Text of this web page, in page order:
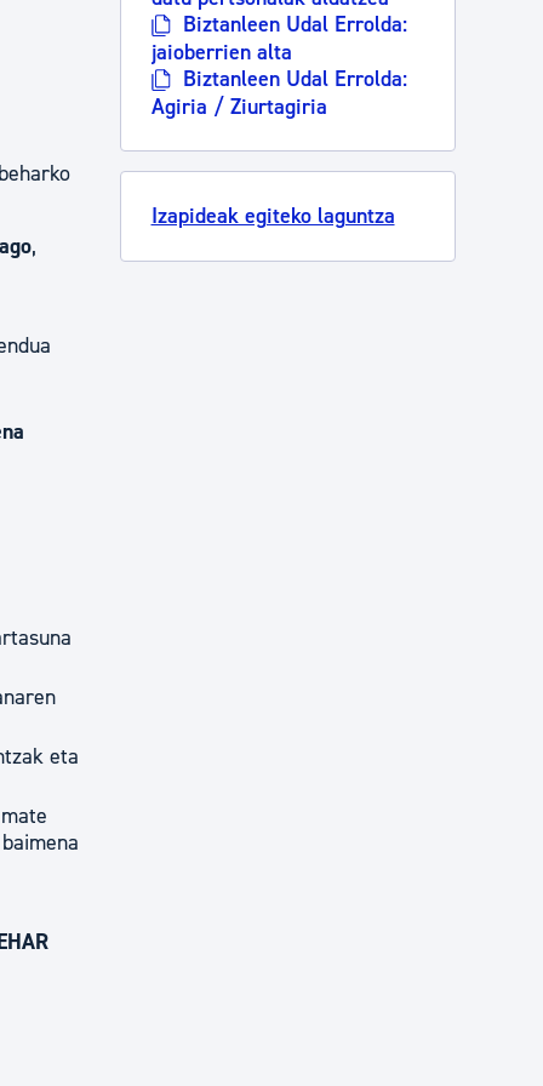
,
eta
Biztanleen Udal Errolda:
jaioberrien alta
Biztanleen Udal Errolda:
Agiria / Ziurtagiria
Izapideak egiteko laguntza